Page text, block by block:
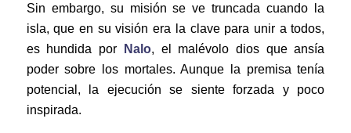
Sin embargo, su misión se ve truncada cuando la
isla, que en su visión era la clave para unir a todos,
es hundida por
Nalo, el malévolo dios que ansía
poder sobre los mortales. Aunque la premisa tenía
potencial, la ejecución se siente forzada y poco
inspirada.